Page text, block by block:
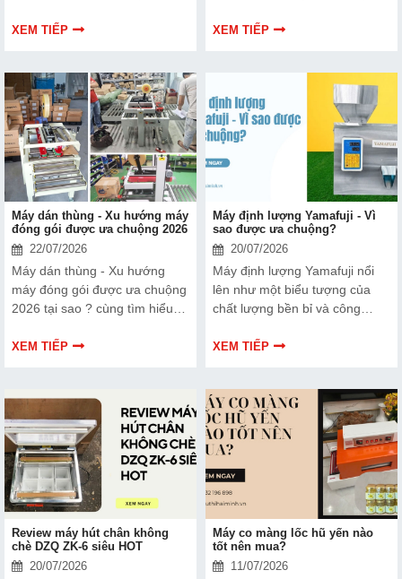
ngay bài viết này để có câu trả
XEM TIẾP
phí về lâu dài. Bài viết dưới
đóng gói hút chân không công
nghiệp đánh để bạn tham
khảo. Xem ngay nhé!
XEM TIẾP
Máy dán thùng - Xu hướng máy
đóng gói được ưa chuộng 2026
22/07/2026
Máy dán thùng - Xu hướng
máy đóng gói được ưa chuộng
2026 tại sao ? cùng tìm hiểu
của sieuthihaiminh nhé!
XEM TIẾP
Máy định lượng Yamafuji - Vì
sao được ưa chuộng?
20/07/2026
Máy định lượng Yamafuji nổi
lên như một biểu tượng của
chất lượng bền bỉ và công
làm nên sức hút mạnh mẽ của
Yamafuji cho dây chuyền của
mình?
XEM TIẾP
Review máy hút chân không
chè DZQ ZK-6 siêu HOT
20/07/2026
Máy co màng lốc hũ yến nào
tốt nên mua?
11/07/2026